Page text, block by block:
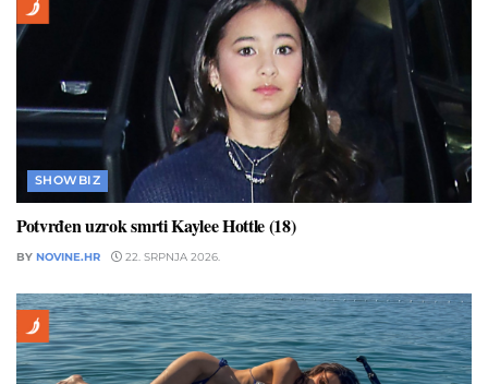
SHOWBIZ
Potvrđen uzrok smrti Kaylee Hottle (18)
BY NOVINE.HR 22. SRPNJA 2026.